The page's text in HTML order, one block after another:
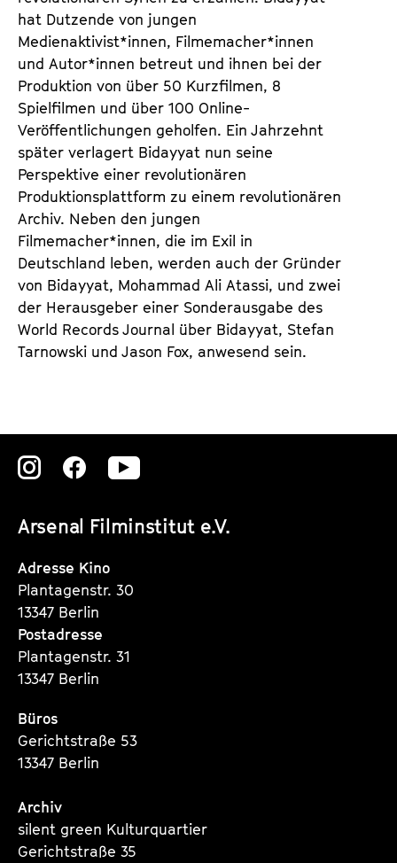
hat Dutzende von jungen
Medienaktivist*innen, Filmemacher*innen
und Autor*innen betreut und ihnen bei der
Produktion von über 50 Kurzfilmen, 8
Spielfilmen und über 100 Online-
Veröffentlichungen geholfen. Ein Jahrzehnt
später verlagert Bidayyat nun seine
Perspektive einer revolutionären
Produktionsplattform zu einem revolutionären
Archiv. Neben den jungen
Filmemacher*innen, die im Exil in
Deutschland leben, werden auch der Gründer
von Bidayyat, Mohammad Ali Atassi, und zwei
der Herausgeber einer Sonderausgabe des
World Records Journal über Bidayyat, Stefan
Tarnowski und Jason Fox, anwesend sein.
Arsenal Filminstitut e.V.
Zu
Instagram
Seite
Zu
Instagram
Seite
Zu
Instagram
Adresse Kino
Plantagenstr. 30
13347 Berlin
Postadresse
Plantagenstr. 31
13347 Berlin
Büros
Gerichtstraße 53
13347 Berlin
Archiv
silent green Kulturquartier
Gerichtstraße 35